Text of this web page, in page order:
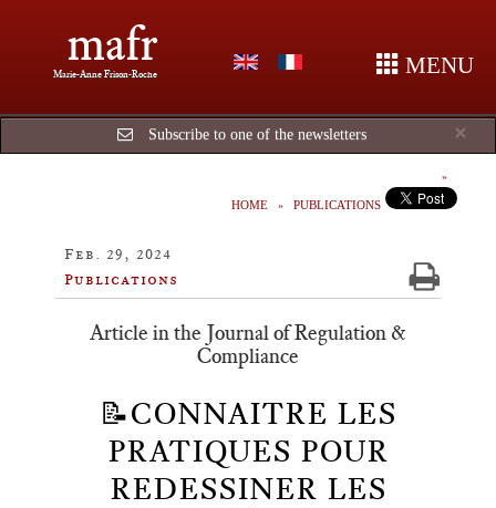
mafr
Marie-Anne Frison-Roche MENU
×
Subscribe to one of the newsletters
HOME PUBLICATIONS
Feb. 29, 2024
Publications
Article in the Journal of Regulation &
Compliance
📝CONNAITRE LES
PRATIQUES POUR
REDESSINER LES